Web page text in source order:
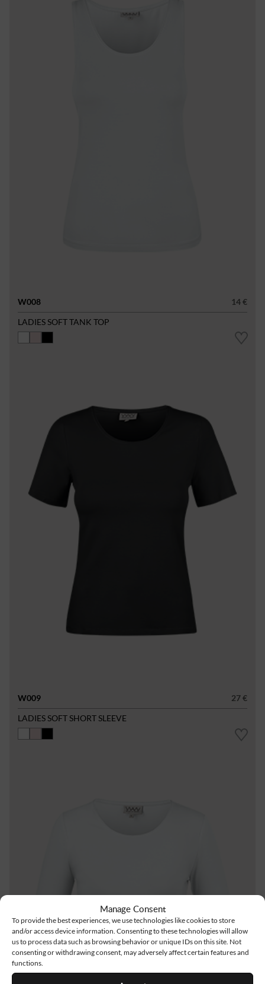
Manage Consent
To provide the best experiences, we use technologies like cookies to store
and/or access device information. Consenting to these technologies will allow
us to process data such as browsing behavior or unique IDs on this site. Not
consenting or withdrawing consent, may adversely affect certain features and
functions.
W008
14 €
LADIES SOFT TANK TOP
W009
27 €
LADIES SOFT SHORT SLEEVE